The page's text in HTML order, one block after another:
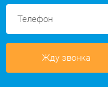
Жду звонка